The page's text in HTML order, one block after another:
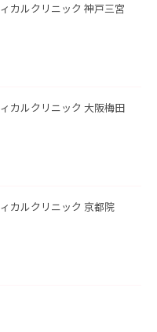
カルクリニック 神戸三宮
カルクリニック 大阪梅田
カルクリニック 京都院